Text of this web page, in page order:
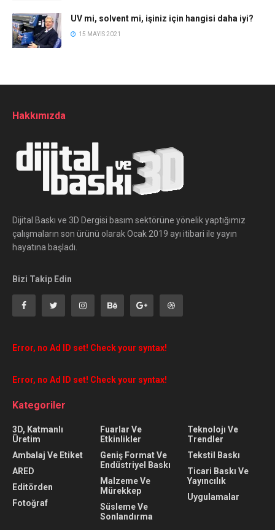
UV mi, solvent mi, işiniz için hangisi daha iyi?
15 MAYIS 2021
Hakkımızda
Dijital Baskı ve 3D Dergisi basım sektörüne yönelik yaptığımız
çalışmaların son ürünü olarak Ocak 2019 ayı itibari ile yayın
hayatına başladı.
Bizi Takip Edin
Error, no Ad ID set! Check your syntax!
Error, no Ad ID set! Check your syntax!
Kategoriler
3D, Katmanlı
Üretim
Ambalaj Ve Etiket
ARED
Editörden
Fotoğraf
Fuarlar Ve
Etkinlikler
Geniş Format Ve
Endüstriyel Baskı
Malzeme Ve
Mürekkep
Süsleme Ve
Sonlandırma
Teknolojı Ve
Trendler
Tekstil Baskı
Ticari Baskı Ve
Yayıncılık
Uygulamalar